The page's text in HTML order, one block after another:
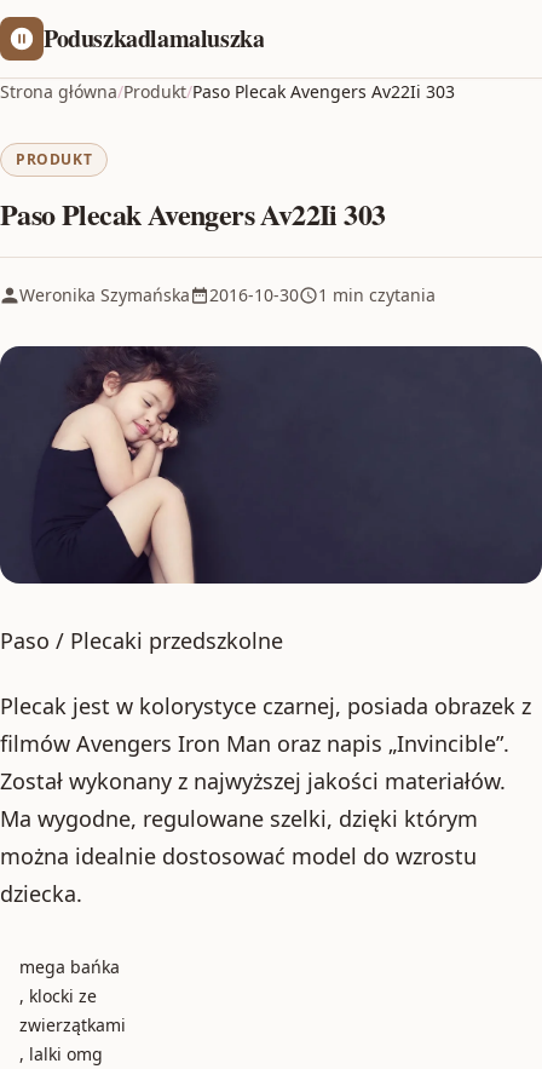
Poduszkadlamaluszka
Strona główna/Produkt/Paso Plecak Avengers Av22Ii 303
PRODUKT
Paso Plecak Avengers Av22Ii 303
Weronika Szymańska 2016-10-30 1 min czytania
Paso / Plecaki przedszkolne
Plecak jest w kolorystyce czarnej, posiada obrazek z
filmów Avengers Iron Man oraz napis „Invincible”.
Został wykonany z najwyższej jakości materiałów.
Ma wygodne, regulowane szelki, dzięki którym
można idealnie dostosować model do wzrostu
dziecka.
mega bańka
, klocki ze
zwierzątkami
, lalki omg